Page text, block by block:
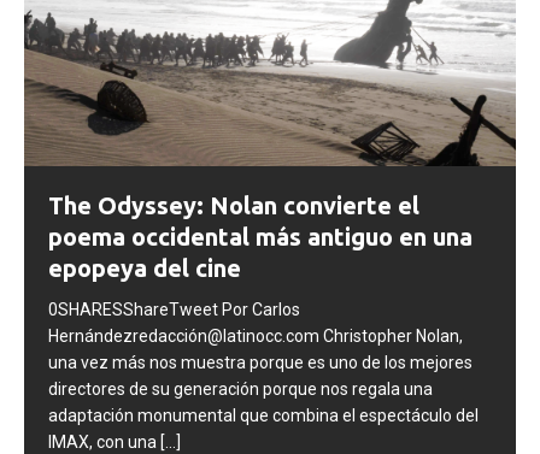
The Odyssey: Nolan convierte el
poema occidental más antiguo en una
epopeya del cine
0SHARESShareTweet Por Carlos
Hernándezredacción@latinocc.com Christopher Nolan,
una vez más nos muestra porque es uno de los mejores
directores de su generación porque nos regala una
adaptación monumental que combina el espectáculo del